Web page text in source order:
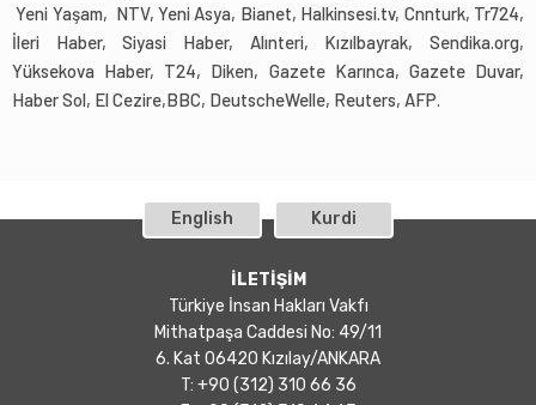
Yeni Yaşam, NTV, Yeni Asya, Bianet, Halkinsesi.tv, Cnnturk, Tr724,
İleri Haber, Siyasi Haber, Alınteri, Kızılbayrak, Sendika.org,
Yüksekova Haber, T24, Diken, Gazete Karınca, Gazete Duvar,
Haber Sol, El Cezire,BBC, DeutscheWelle, Reuters, AFP.
English Kurdi
İLETİŞİM
Türkiye İnsan Hakları Vakfı
Mithatpaşa Caddesi No: 49/11
6. Kat 06420 Kızılay/ANKARA
T: +90 (312) 310 66 36